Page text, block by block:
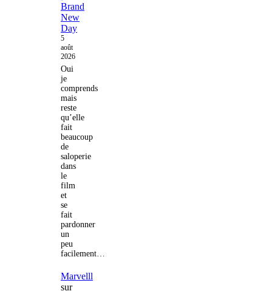
Brand
New
Day
5
août
2026
Oui
je
comprends
mais
reste
qu’elle
fait
beaucoup
de
saloperie
dans
le
film
et
se
fait
pardonner
un
peu
facilement…
Marvelll
sur